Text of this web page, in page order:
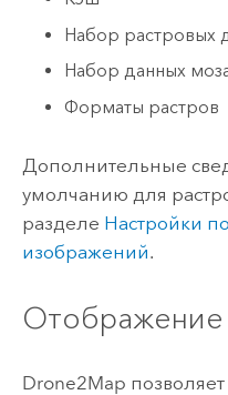
Набор растровых
Набор данных
Форматы растров
Дополнительные
умолчанию для
разделе Настройки
изображений.
Отображение
Drone2Map